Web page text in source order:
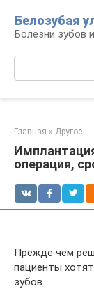
контенту
Белозубая
Болезни зубов
Главная » Другое
операция,
Прежде чем
пациенты
зубов.